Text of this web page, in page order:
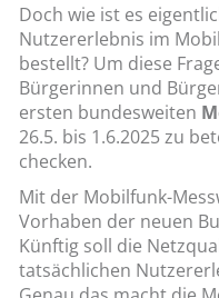
Doch wie ist es
Nutzererlebnis im
bestellt? Um diese
Bürgerinnen und
ersten bundesweiten
26.5. bis 1.6.2025 zu
checken.
Mit der Mobilfunk-
Vorhaben der neuen
Künftig soll die
tatsächlichen